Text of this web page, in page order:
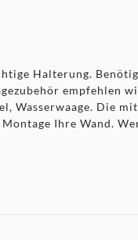
Halterung.
empfehlen
Wasserwaage. Die
Ihre Wand.